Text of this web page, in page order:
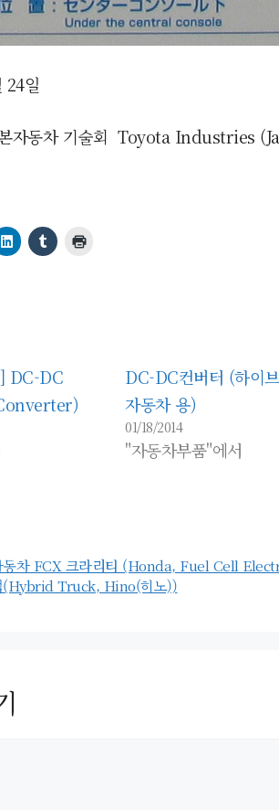
24일
자동차 기술회 Toyota Industries
DC-DC
DC-DC컨버터 (하이
자동차 용)
01/18/2014
"자동차부품"에서
동차 FCX 크라리티 (Honda, Fuel Cell
(Hybrid Truck, Hino(히노))